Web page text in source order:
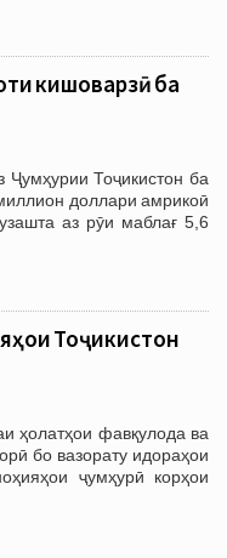
кишоварзӣ ба
Тоҷикистон ба
доллари амрикоӣ
аз рӯи маблағ 5,6
Тоҷикистон
ҳолатҳои фавқулода ва
бо вазорату идораҳои
ҷумҳурӣ корҳои